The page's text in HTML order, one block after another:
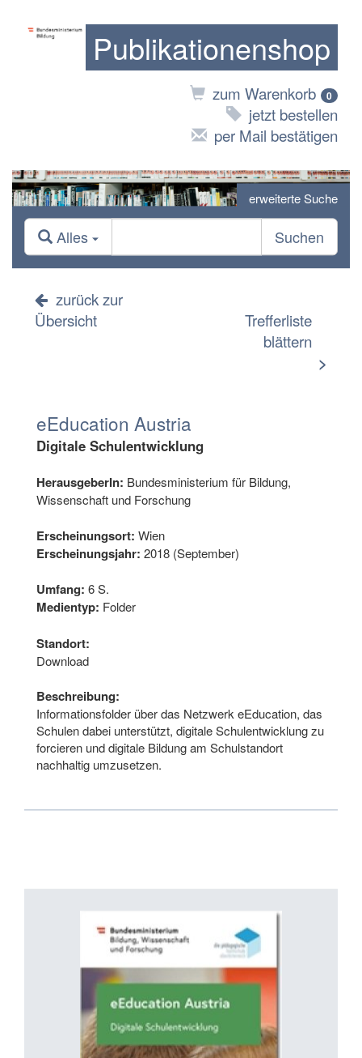
Publikationenshop
zum Warenkorb 0
jetzt bestellen
per Mail bestätigen
erweiterte Suche
Alles Suchen
zurück zur
Übersicht
Trefferliste
blättern
>
eEducation Austria
Digitale Schulentwicklung
HerausgeberIn: Bundesministerium für Bildung,
Wissenschaft und Forschung
Erscheinungsort: Wien
Erscheinungsjahr: 2018 (September)
Umfang: 6 S.
Medientyp: Folder
Standort:
Download
Beschreibung:
Informationsfolder über das Netzwerk eEducation, das
Schulen dabei unterstützt, digitale Schulentwicklung zu
forcieren und digitale Bildung am Schulstandort
nachhaltig umzusetzen.